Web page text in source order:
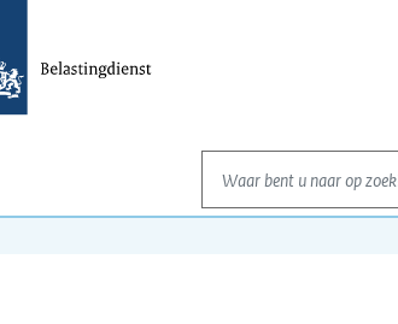
Waar bent u naar op